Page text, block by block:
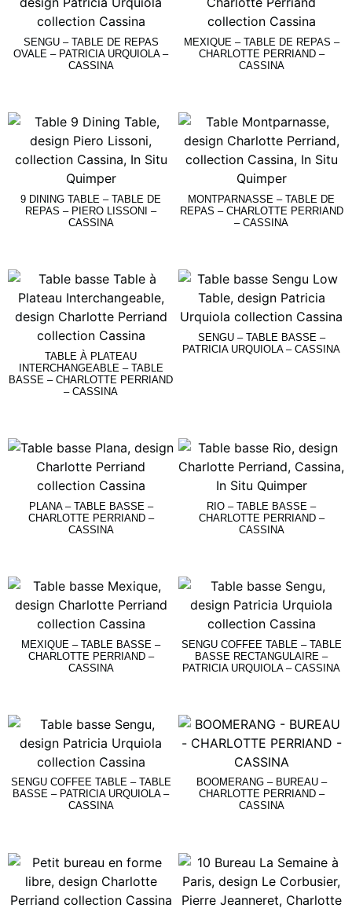
SENGU – TABLE DE REPAS
OVALE – PATRICIA URQUIOLA –
CASSINA
MEXIQUE – TABLE DE REPAS –
CHARLOTTE PERRIAND –
CASSINA
9 DINING TABLE – TABLE DE
REPAS – PIERO LISSONI –
CASSINA
MONTPARNASSE – TABLE DE
REPAS – CHARLOTTE PERRIAND
– CASSINA
TABLE À PLATEAU
INTERCHANGEABLE – TABLE
BASSE – CHARLOTTE PERRIAND
– CASSINA
SENGU – TABLE BASSE –
PATRICIA URQUIOLA – CASSINA
PLANA – TABLE BASSE –
CHARLOTTE PERRIAND –
CASSINA
RIO – TABLE BASSE –
CHARLOTTE PERRIAND –
CASSINA
MEXIQUE – TABLE BASSE –
CHARLOTTE PERRIAND –
CASSINA
SENGU COFFEE TABLE – TABLE
BASSE RECTANGULAIRE –
PATRICIA URQUIOLA – CASSINA
SENGU COFFEE TABLE – TABLE
BASSE – PATRICIA URQUIOLA –
CASSINA
BOOMERANG – BUREAU –
CHARLOTTE PERRIAND –
CASSINA